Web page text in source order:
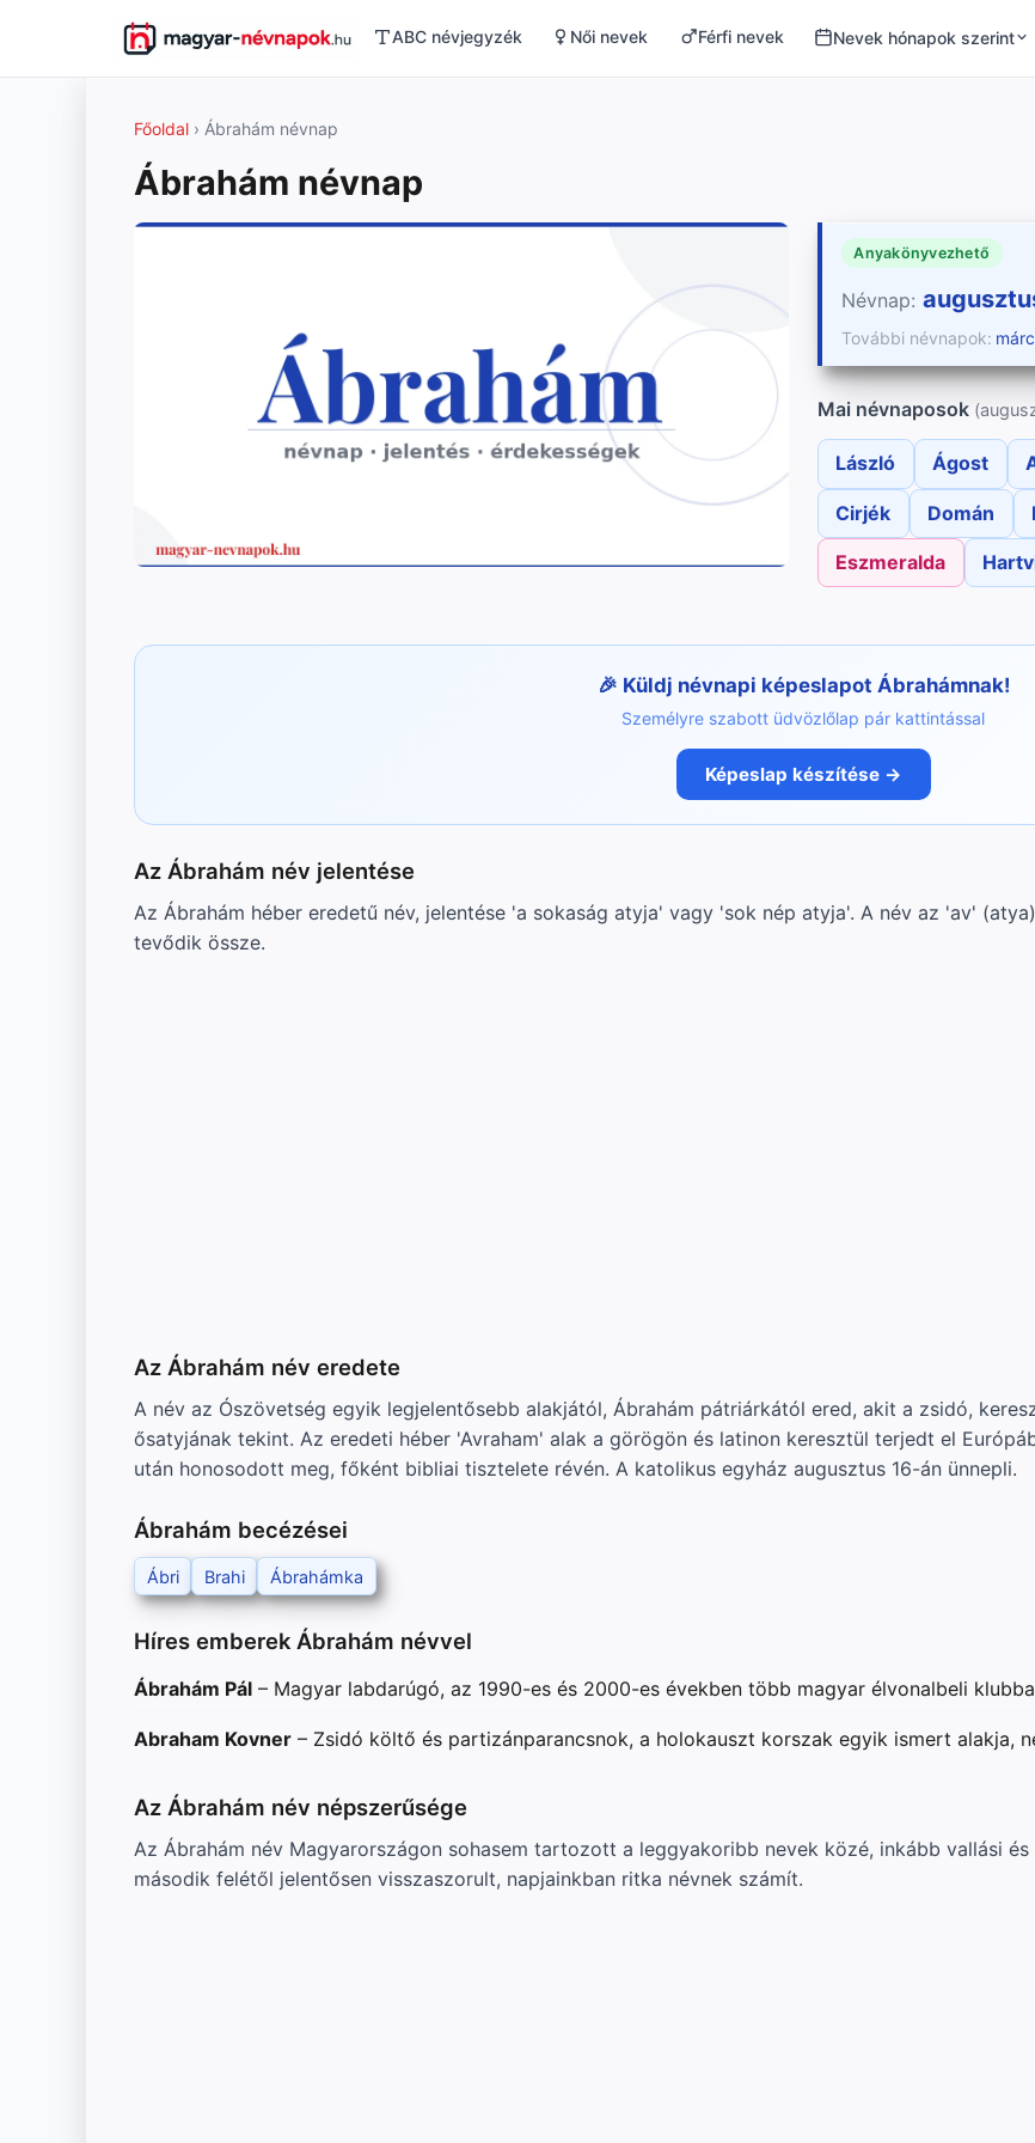
ABC névjegyzék Női nevek Férfi nevek Nevek hónapok szerint
Főoldal › Ábrahám névnap
Ábrahám névnap
Anyakönyvezhető
Névnap:
További névnapok:
Mai névnaposok
László Ágost
Cirjék Domán
Eszmeralda
Küldj névnapi képeslapot Ábrahámnak!
Személyre szabott üdvözlőlap pár kattintással
Képeslap készítése →
Az Ábrahám név jelentése
Az Ábrahám héber eredetű név, jelentése 'a sokaság atyja' vagy 'sok nép atyja'. A név az 'av'
tevődik össze.
Az Ábrahám név eredete
A név az Ószövetség egyik legjelentősebb alakjától, Ábrahám pátriárkától ered, akit a zsidó,
ősatyjának tekint. Az eredeti héber 'Avraham' alak a görögön és latinon keresztül terjedt el
után honosodott meg, főként bibliai tisztelete révén. A katolikus egyház augusztus 16-án ünnepli.
Ábrahám becézései
Ábri Brahi Ábrahámka
Híres emberek Ábrahám névvel
Ábrahám Pál – Magyar labdarúgó, az 1990-es és 2000-es években több magyar élvonalbeli
Abraham Kovner – Zsidó költő és partizánparancsnok, a holokauszt korszak egyik ismert alakja,
Az Ábrahám név népszerűsége
Az Ábrahám név Magyarországon sohasem tartozott a leggyakoribb nevek közé, inkább vallási
második felétől jelentősen visszaszorult, napjainkban ritka névnek számít.